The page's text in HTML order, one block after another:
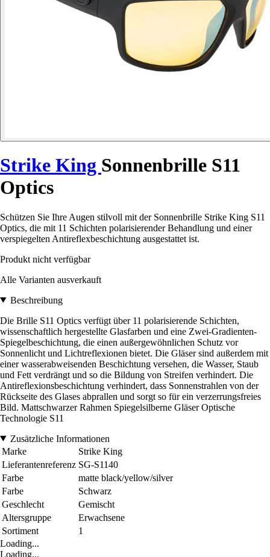
Strike King Sonnenbrille S11
Optics
Schützen Sie Ihre Augen stilvoll mit der Sonnenbrille Strike King S11
Optics, die mit 11 Schichten polarisierender Behandlung und einer
verspiegelten Antireflexbeschichtung ausgestattet ist.
Produkt nicht verfügbar
Alle Varianten ausverkauft
Beschreibung
Die Brille S11 Optics verfügt über 11 polarisierende Schichten,
wissenschaftlich hergestellte Glasfarben und eine Zwei-Gradienten-
Spiegelbeschichtung, die einen außergewöhnlichen Schutz vor
Sonnenlicht und Lichtreflexionen bietet. Die Gläser sind außerdem mit
einer wasserabweisenden Beschichtung versehen, die Wasser, Staub
und Fett verdrängt und so die Bildung von Streifen verhindert. Die
Antireflexionsbeschichtung verhindert, dass Sonnenstrahlen von der
Rückseite des Glases abprallen und sorgt so für ein verzerrungsfreies
Bild. Mattschwarzer Rahmen Spiegelsilberne Gläser Optische
Technologie S11
Zusätzliche Informationen
Marke
Strike King
Lieferantenreferenz SG-S1140
Farbe
matte black/yellow/silver
Farbe
Schwarz
Geschlecht
Gemischt
Altersgruppe
Erwachsene
Sortiment
1
Loading...
Loading...